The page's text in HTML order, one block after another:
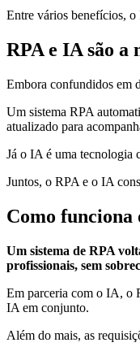
Entre vários benefícios, o
RPA e IA são a
Embora confundidos em
Um sistema RPA
atualizado para
Já o IA é uma tecnologia
Juntos, o RPA e o IA
Como funciona
Um sistema de RPA
profissionais, sem
Em parceria com o IA, o
IA em conjunto.
Além do mais, as